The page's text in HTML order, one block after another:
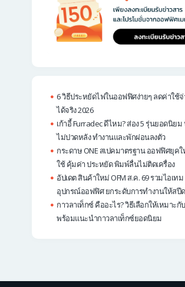
6 วิธีประหยัดไฟในออฟฟิศง่ายๆ ลดค่าใช้
ได้จริง 2026
เก้าอี้ Furradec ดีไหม? ส่อง 5 รุ่นยอดนิยม
ไม่ปวดหลัง ทำงานและพักผ่อนลงตัว
กระดาษ ONE สเปคมาตรฐาน ออฟฟิศยุคใ
ใช้ คุ้มค่า ประหยัด พิมพ์ลื่นไม่ติดเครื่อง
อัปเดต สินค้าใหม่ OFM ส.ค. 69 รวมไอเทม
อุปกรณ์ออฟฟิศ ยกระดับการทำงานให้สปี
กาวลาเท็กซ์ คืออะไร? วิธีเลือกให้เหมาะกั
พร้อมแนะนำกาวลาเท็กซ์ยอดนิยม